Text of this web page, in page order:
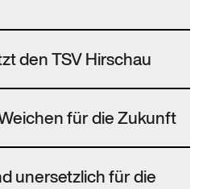
den TSV Hirschau
für die Zukunft
unersetzlich für die